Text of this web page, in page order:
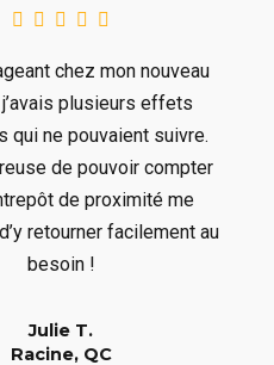
chez mon nouveau
plusieurs effets
qui ne pouvaient suivre.
de pouvoir compter
de proximité me
retourner facilement au
besoin !
Julie T.
Racine, QC